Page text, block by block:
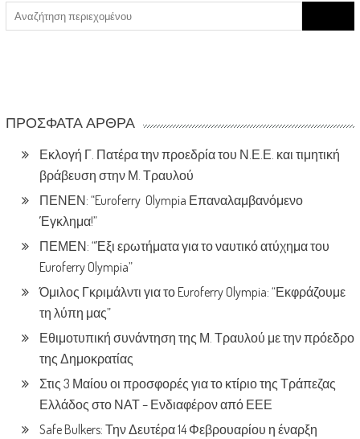
for:
ΠΡΌΣΦΑΤΑ ΆΡΘΡΑ
Εκλογή Γ. Πατέρα την προεδρία του Ν.Ε.Ε. και τιμητική
βράβευση στην Μ. Τραυλού
ΠΕΝΕΝ: “Euroferry Olympia Επαναλαμβανόμενο
Έγκλημα!”
ΠΕΜΕΝ: “Έξι ερωτήματα για το ναυτικό ατύχημα του
Euroferry Olympia”
Όμιλος Γκριμάλντι για το Euroferry Olympia: “Εκφράζουμε
τη λύπη μας”
Εθιμοτυπική συνάντηση της Μ. Τραυλού με την πρόεδρο
της Δημοκρατίας
Στις 3 Μαίου οι προσφορές για το κτίριο της Τράπεζας
Ελλάδος στο ΝΑΤ – Ενδιαφέρον από ΕΕΕ
Safe Bulkers: Την Δευτέρα 14 Φεβρουαρίου η έναρξη